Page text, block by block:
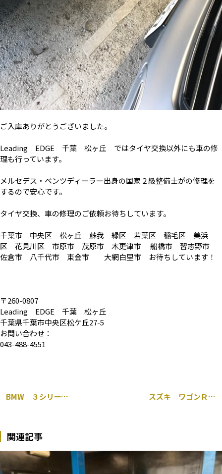
ご入庫ありがとうございました。
Leading EDGE 千葉 松ヶ丘 ではタイヤ交換以外にも車の修
理も行っています。
メルセデス・ベンツディーラー出身の国家２級整備士がの修理を
するので安心です。
タイヤ交換、車の修理のご依頼お待ちしています。
千葉市 中央区 松ヶ丘 蘇我 緑区 若葉区 稲毛区 美浜
区 花見川区 市原市 茂原市 木更津市 船橋市 習志野市
佐倉市 八千代市 東金市 大網白里市 お待ちしています！
〒260-0807
Leading EDGE 千葉 松ヶ丘
千葉県千葉市中央区松ケ丘27-5
お問い合わせ：
043-488-4551
BMW ３シリーズ イカリング LED化 スズキ ワゴンＲ ハブベアリング交換
関連記事